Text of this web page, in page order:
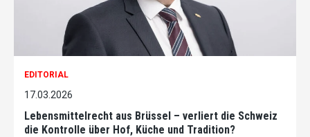
EDITORIAL
17.03.2026
Lebensmittelrecht aus Brüssel – verliert die Schweiz
die Kontrolle über Hof, Küche und Tradition?